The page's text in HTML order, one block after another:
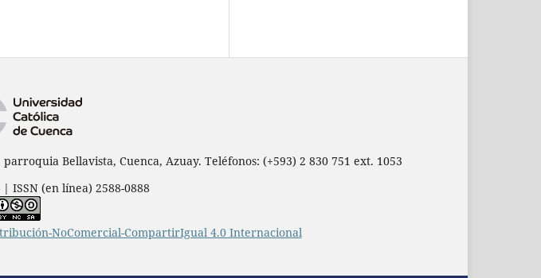
Bellavista, Cuenca, Azuay. Teléfonos: (+593) 2 830 751 ext. 1053
ISSN (en línea) 2588-0888
NoComercial-CompartirIgual 4.0 Internacional